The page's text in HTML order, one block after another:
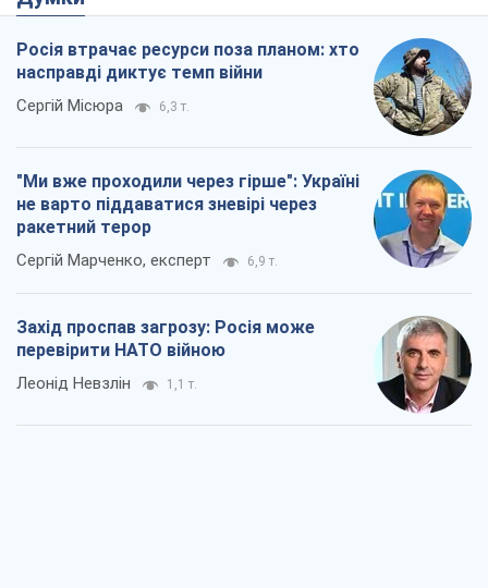
Росія втрачає ресурси поза планом: хто
насправді диктує темп війни
Сергій Місюра 6,3 т.
"Ми вже проходили через гірше": Україні
не варто піддаватися зневірі через
ракетний терор
Сергій Марченко, експерт 6,9 т.
Захід проспав загрозу: Росія може
перевірити НАТО війною
Леонід Невзлін 1,1 т.